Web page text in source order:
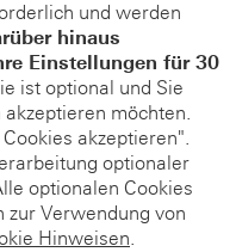
und werden
hinaus
Einstellungen für 30
ist optional und Sie
möchten.
akzeptieren".
optionaler
optionalen Cookies
Verwendung von
Hinweisen.